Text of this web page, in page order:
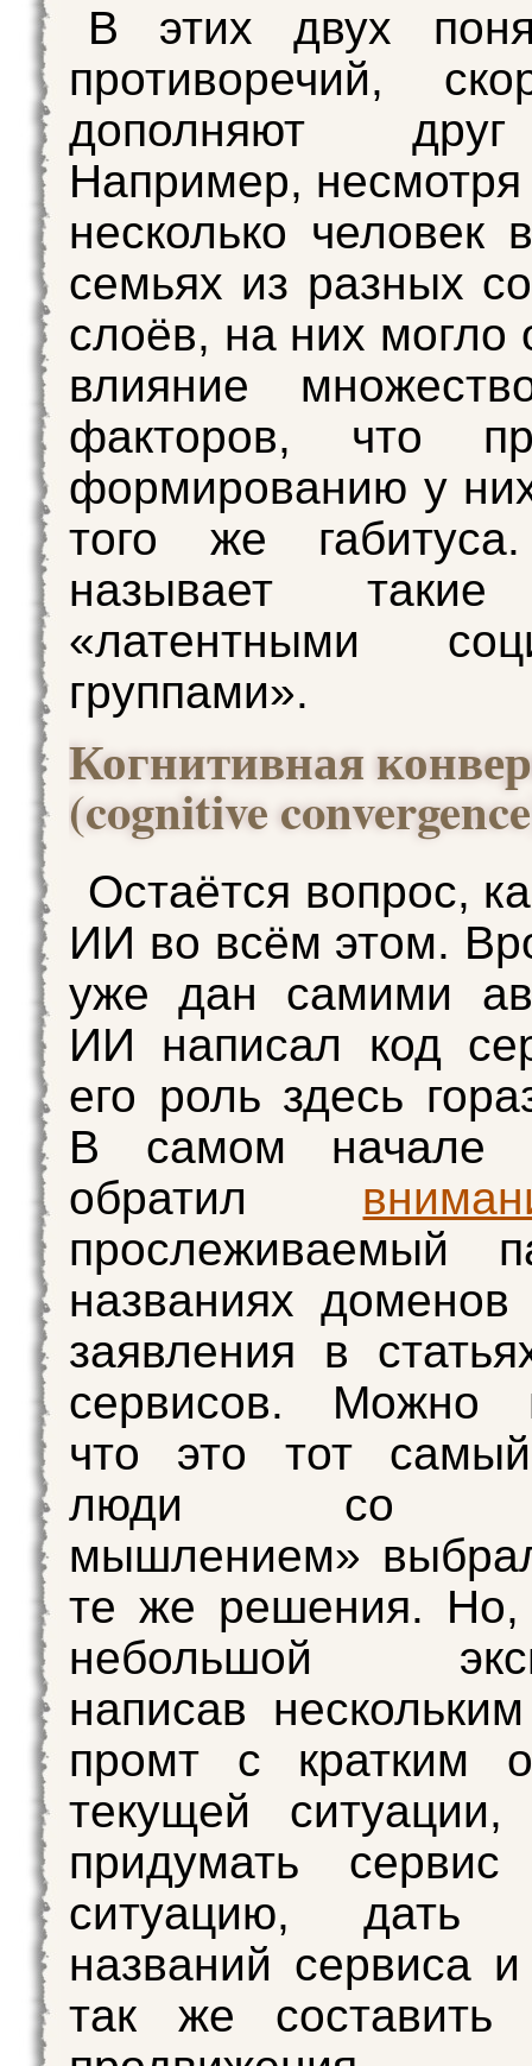
В этих двух
противоречий,
дополняют
Например, несмотря
несколько человек
семьях из разных
слоёв, на них могло
влияние
факторов, что
формированию у
того же
называет такие
«латентными
группами».
Когнитивная
(cognitive
Остаётся вопрос,
ИИ во всём этом.
уже дан самими
ИИ написал код
его роль здесь
В самом начале
обратил
прослеживаемый
названиях
заявления в
сервисов. Можно
что это тот самый
люди со
мышлением»
те же решения. Но,
небольшой
написав
промт с кратким
текущей ситуации,
придумать
ситуацию, дать
названий сервиса
так же составить